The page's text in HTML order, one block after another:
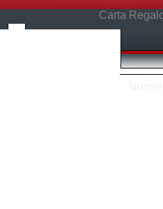
Carta